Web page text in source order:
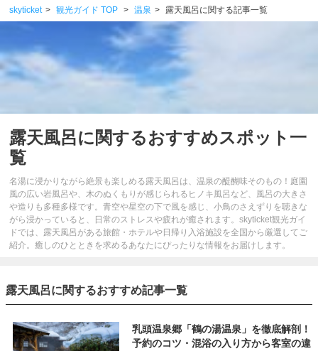
skyticket 観光ガイド TOP 温泉 露天風呂に関する記事一覧
露天風呂に関するおすすめスポット一
覧
名湯に浸かりながら絶景も楽しめる露天風呂は、温泉の醍醐味そのもの！庭園
風の広い岩風呂や、木のぬくもりが感じられるヒノキ風呂など、風呂の大きさ
や造りも多種多様です。青空や星空の下で風を感じ、小鳥のさえずりを聴きな
がら浸かっていると、日常のストレスや疲れが癒されます。skyticket観光ガイ
ドでは、露天風呂がある旅館・ホテルや日帰り入浴施設を全国から厳選してご
紹介。癒しのひとときを求めるあなたにぴったりな情報をお届けします。
露天風呂に関するおすすめ記事一覧
乳頭温泉郷「鶴の湯温泉」を徹底解剖！
予約のコツ・混浴の入り方から客室の違